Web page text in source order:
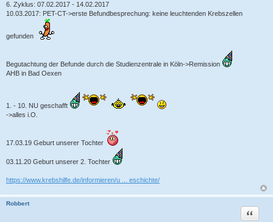
6. Zyklus: 07.02.2017 - 14.02.2017
10.03.2017: PET-CT->erste Befundbesprechung: keine leuchtenden Krebszellen
gefunden
Begutachtung der Befunde durch die Studienzentrale in Köln->Remission
AHB in Bad Oexen
1. - 10. NU geschafft
->alles i.O.
17.03.19 Geburt unserer Tochter
03.11.20 Geburt unserer 2. Tochter
https://www.krebshilfe.de/informieren/u ... eschichte/
Robbert
Zitat